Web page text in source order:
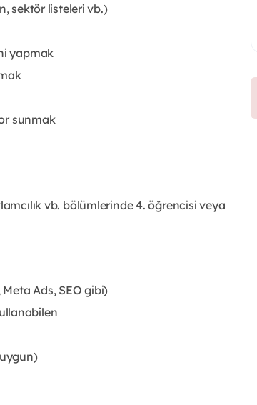
sektör listeleri vb.)
yapmak
sunmak
vb. bölümlerinde 4. öğrencisi veya
Ads, SEO gibi)